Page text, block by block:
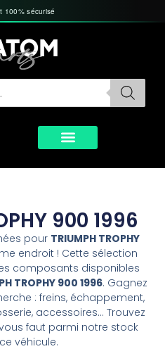
100% sécurisé
900 1996
pour TRIUMPH TROPHY
endroit ! Cette sélection
composants disponibles
TROPHY 900 1996. Gagnez
: freins, échappement,
accessoires… Trouvez
faut parmi notre stock
véhicule.